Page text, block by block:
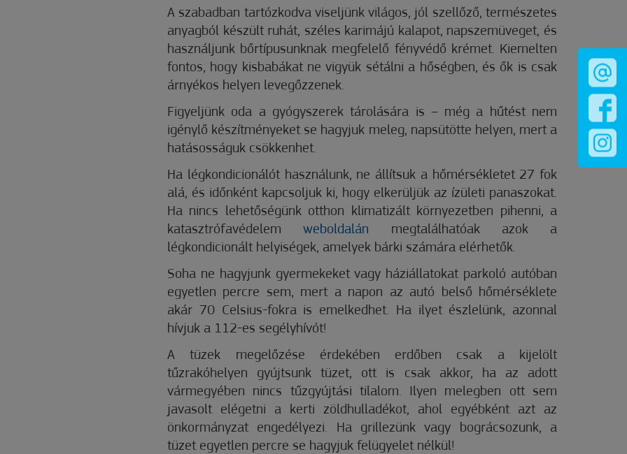
A szabadban tartózkodva viseljünk világos, jól szellőző, természetes
anyagból készült ruhát, széles karimájú kalapot, napszemüveget, és
használjunk bőrtípusunknak megfelelő fényvédő krémet. Kiemelten
fontos, hogy kisbabákat ne vigyük sétálni a hőségben, és ők is csak
árnyékos helyen levegőzzenek.
Figyeljünk oda a gyógyszerek tárolására is – még a hűtést nem
igénylő készítményeket se hagyjuk meleg, napsütötte helyen, mert a
hatásosságuk csökkenhet.
Ha légkondicionálót használunk, ne állítsuk a hőmérsékletet 27 fok
alá, és időnként kapcsoljuk ki, hogy elkerüljük az ízületi panaszokat.
Ha nincs lehetőségünk otthon klimatizált környezetben pihenni, a
katasztrófavédelemweboldalán megtalálhatóak azok a
légkondicionált helyiségek, amelyek bárki számára elérhetők.
Soha ne hagyjunk gyermekeket vagy háziállatokat parkoló autóban
egyetlen percre sem, mert a napon az autó belső hőmérséklete
akár 70 Celsius-fokra is emelkedhet. Ha ilyet észlelünk, azonnal
hívjuk a 112-es segélyhívót!
A tüzek megelőzése érdekében erdőben csak a kijelölt
tűzrakóhelyen gyújtsunk tüzet, ott is csak akkor, ha az adott
vármegyében nincs tűzgyújtási tilalom. Ilyen melegben ott sem
javasolt elégetni a kerti zöldhulladékot, ahol egyébként azt az
önkormányzat engedélyezi. Ha grillezünk vagy bográcsozunk, a
tüzet egyetlen percre se hagyjuk felügyelet nélkül!